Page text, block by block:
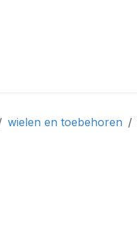
wielen en toebehoren